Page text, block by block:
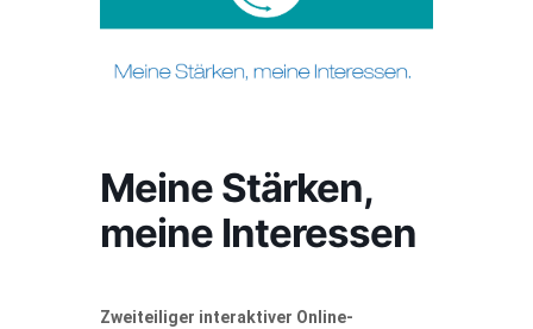
Meine Stärken,
meine Interessen
Zweiteiliger interaktiver Online-